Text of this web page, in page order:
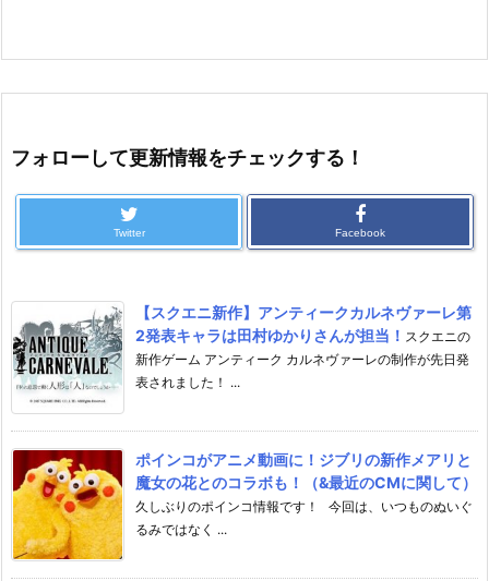
フォローして更新情報をチェックする！
Twitter Facebook
【スクエニ新作】アンティークカルネヴァーレ第
2発表キャラは田村ゆかりさんが担当！ スクエニの
新作ゲーム アンティーク カルネヴァーレの制作が先日発
表されました！ ...
ポインコがアニメ動画に！ジブリの新作メアリと
魔女の花とのコラボも！（&最近のCMに関して）
久しぶりのポインコ情報です！ 今回は、いつものぬいぐ
るみではなく ...